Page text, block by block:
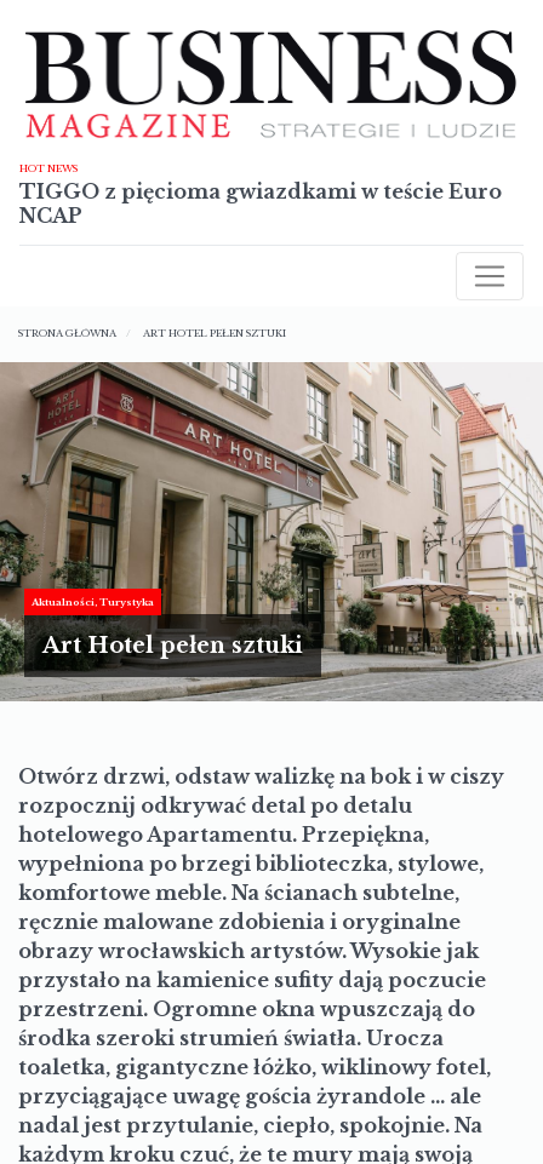
HOT NEWS
TIGGO z pięcioma gwiazdkami w teście Euro
NCAP
RAPORTY
TECHNOLOGIE
SYLWETKI
NIERUCHOMOŚCI
TURYSTYKA
MOTORYZACJA
LIFESTYLE
nawigacyjna
STRONA GŁÓWNA ART HOTEL PEŁEN SZTUKI
Aktualności Turystyka
Art Hotel pełen sztuki
Otwórz drzwi, odstaw walizkę na bok i w ciszy
rozpocznij odkrywać detal po detalu
hotelowego Apartamentu. Przepiękna,
wypełniona po brzegi biblioteczka, stylowe,
komfortowe meble. Na ścianach subtelne,
ręcznie malowane zdobienia i oryginalne
obrazy wrocławskich artystów. Wysokie jak
przystało na kamienice sufity dają poczucie
przestrzeni. Ogromne okna wpuszczają do
środka szeroki strumień światła. Urocza
toaletka, gigantyczne łóżko, wiklinowy fotel,
przyciągające uwagę gościa żyrandole … ale
nadal jest przytulanie, ciepło, spokojnie. Na
każdym kroku czuć, że te mury mają swoją